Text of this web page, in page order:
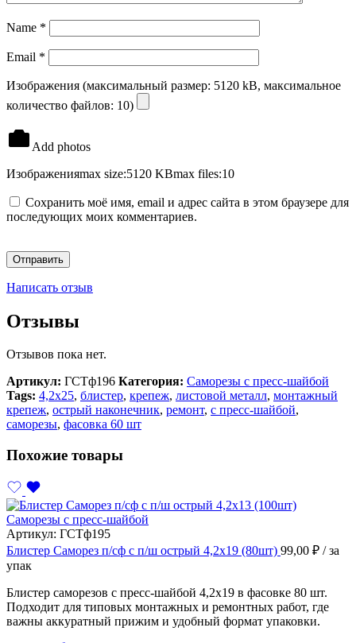
Name *
Email *
Изображения (максимальный размер: 5120 kB, максимальное
количество файлов: 10)
Add photos
Изображенияmax size:5120 KBmax files:10
Сохранить моё имя, email и адрес сайта в этом браузере для
последующих моих комментариев.
Написать отзыв
Отзывы
Отзывов пока нет.
Артикул: ГСТф196 Категория: Саморезы с пресс-шайбой
Tags: 4,2х25, блистер, крепеж, листовой металл, монтажный
крепеж, острый наконечник, ремонт, с пресс-шайбой,
саморезы, фасовка 60 шт
Похожие товары
Саморезы с пресс-шайбой
Артикул: ГСТф195
Блистер Саморез п/сф с п/ш острый 4,2х19 (80шт) 99,00 ₽ / за
упак
Блистер саморезов с пресс-шайбой 4,2х19 в фасовке 80 шт.
Подходит для типовых монтажных и ремонтных работ, где
важны аккуратный прижим и удобный формат упаковки.